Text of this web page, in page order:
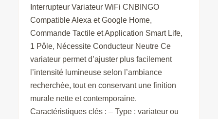
Interrupteur Variateur WiFi CNBINGO
Compatible Alexa et Google Home,
Commande Tactile et Application Smart Life,
1 Pôle, Nécessite Conducteur Neutre Ce
variateur permet d’ajuster plus facilement
l’intensité lumineuse selon l’ambiance
recherchée, tout en conservant une finition
murale nette et contemporaine.
Caractéristiques clés : – Type : variateur ou